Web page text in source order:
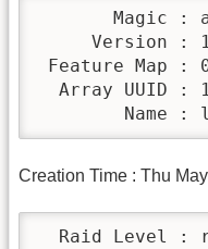
Magic :
Version :
Feature Map :
Array UUID :
Name :
Creation Time : Thu
Raid Level :